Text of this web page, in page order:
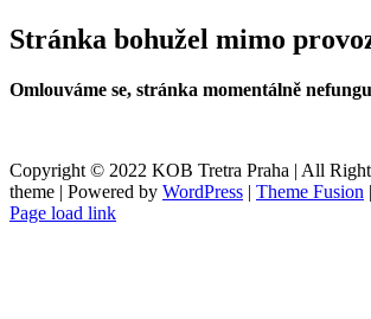
Přeskočit
na
Stránka bohužel mimo
Omlouváme se, stránka momentálně
Copyright © 2022 KOB Tretra Praha | All
theme | Powered by WordPress | Theme Fusion |
Page load link